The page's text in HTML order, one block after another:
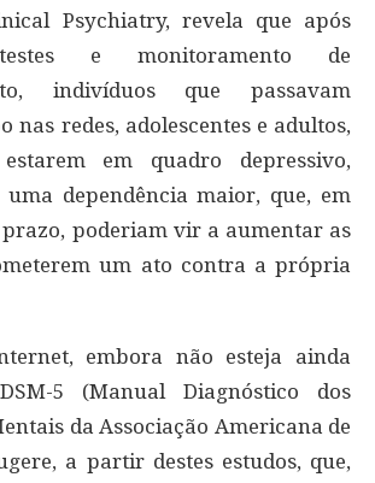
Psychiatry, revela que após
testes e monitoramento de
indivíduos que passavam
nas redes, adolescentes e adultos,
em quadro depressivo,
uma dependência maior, que, em
poderiam vir a aumentar as
um ato contra a própria
embora não esteja ainda
5 (Manual Diagnóstico dos
da Associação Americana de
a partir destes estudos, que,